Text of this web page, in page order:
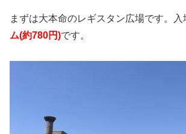
まずは大本命のレギスタン広場です。入
ム(約780円)です。